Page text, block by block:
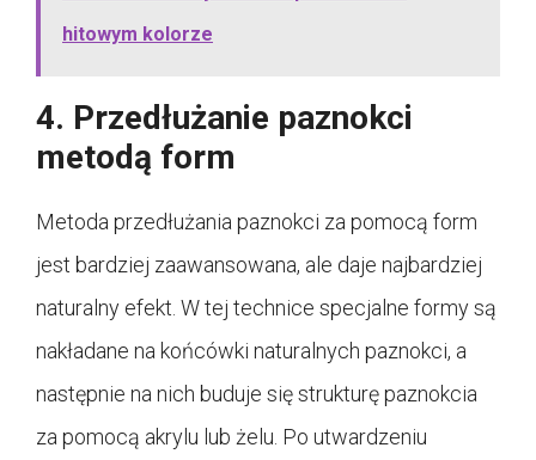
hitowym kolorze
4. Przedłużanie paznokci
metodą form
Metoda przedłużania paznokci za pomocą form
jest bardziej zaawansowana, ale daje najbardziej
naturalny efekt. W tej technice specjalne formy są
nakładane na końcówki naturalnych paznokci, a
następnie na nich buduje się strukturę paznokcia
za pomocą akrylu lub żelu. Po utwardzeniu